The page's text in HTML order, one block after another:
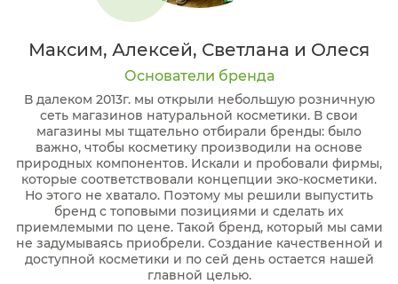
Максим, Алексей, Светлана и Олеся
Основатели бренда
В далеком 2013г. мы открыли небольшую розничную
сеть магазинов натуральной косметики. В свои
магазины мы тщательно отбирали бренды: было
важно, чтобы косметику производили на основе
природных компонентов. Искали и пробовали фирмы,
которые соответствовали концепции эко-косметики.
Но этого не хватало. Поэтому мы решили выпустить
бренд с топовыми позициями и сделать их
приемлемыми по цене. Такой бренд, который мы сами
не задумываясь приобрели. Создание качественной и
доступной косметики и по сей день остается нашей
главной целью.